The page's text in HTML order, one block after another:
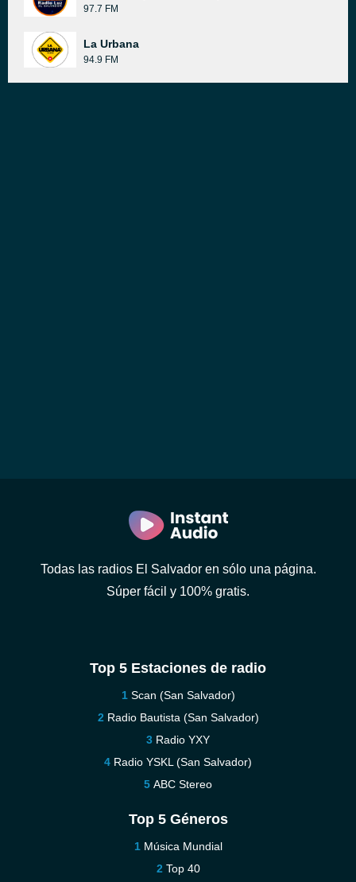
97.7 FM
La Urbana
94.9 FM
Todas las radios El Salvador en sólo una página.
Súper fácil y 100% gratis.
Top 5 Estaciones de radio
Scan (San Salvador)
Radio Bautista (San Salvador)
Radio YXY
Radio YSKL (San Salvador)
ABC Stereo
Top 5 Géneros
Música Mundial
Top 40